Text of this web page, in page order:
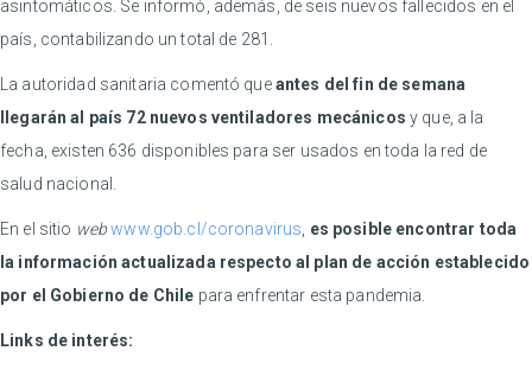
asintomáticos. Se informó, además, de seis nuevos fallecidos en el
país, contabilizando un total de 281.
La autoridad sanitaria comentó queantes del fin de semana
llegarán al país 72 nuevos ventiladores mecánicos y que, a la
fecha, existen 636 disponibles para ser usados en toda la red de
salud nacional.
En el sitio web www.gob.cl/coronavirus es posible encontrar toda
la información actualizada respecto al plan de acción establecido
por el Gobierno de Chile para enfrentar esta pandemia.
Links de interés: